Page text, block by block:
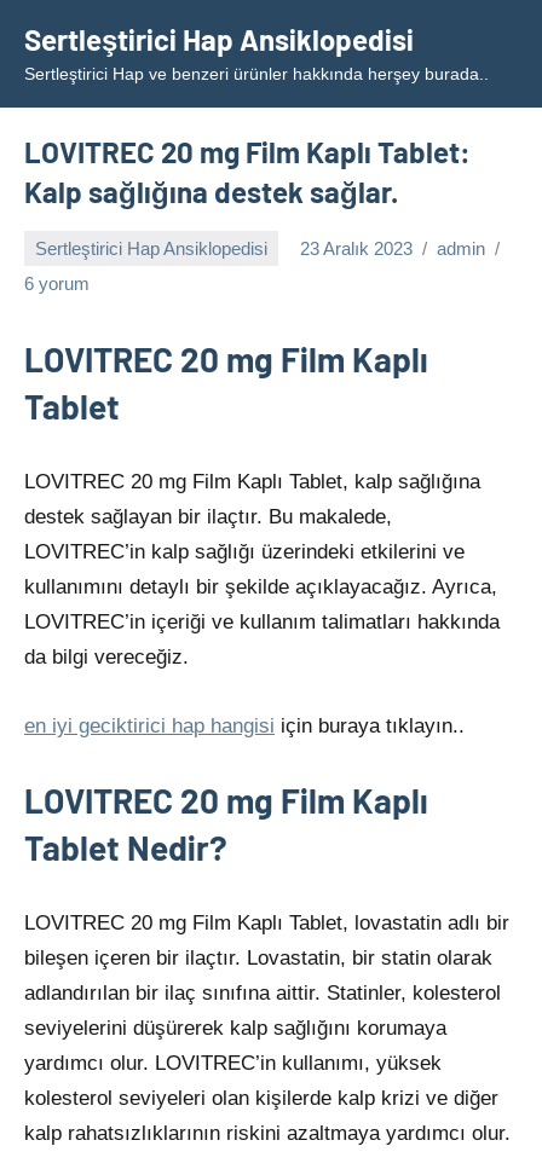
geçSertleştirici Hap Ansiklopedisi
Sertleştirici Hap ve benzeri ürünler hakkında herşey burada..
LOVITREC 20 mg Film Kaplı Tablet:
Kalp sağlığına destek sağlar.
Sertleştirici Hap Ansiklopedisi 23 Aralık 2023
admin
6 yorum
LOVITREC 20 mg Film Kaplı
Tablet
LOVITREC 20 mg Film Kaplı Tablet, kalp sağlığına
destek sağlayan bir ilaçtır. Bu makalede,
LOVITREC’in kalp sağlığı üzerindeki etkilerini ve
kullanımını detaylı bir şekilde açıklayacağız. Ayrıca,
LOVITREC’in içeriği ve kullanım talimatları hakkında
da bilgi vereceğiz.
en iyi geciktirici hap hangisi için buraya tıklayın..
LOVITREC 20 mg Film Kaplı
Tablet Nedir?
LOVITREC 20 mg Film Kaplı Tablet, lovastatin adlı bir
bileşen içeren bir ilaçtır. Lovastatin, bir statin olarak
adlandırılan bir ilaç sınıfına aittir. Statinler, kolesterol
seviyelerini düşürerek kalp sağlığını korumaya
yardımcı olur. LOVITREC’in kullanımı, yüksek
kolesterol seviyeleri olan kişilerde kalp krizi ve diğer
kalp rahatsızlıklarının riskini azaltmaya yardımcı olur.